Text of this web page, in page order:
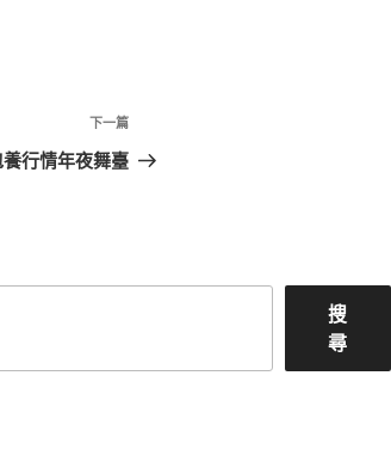
下
一
下一篇
行情年夜舞臺
搜
尋